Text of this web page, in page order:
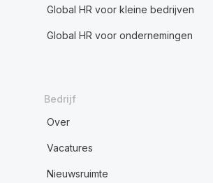
Global HR voor kleine bedrijven
Global HR voor ondernemingen
Bedrijf
Over
Vacatures
Nieuwsruimte